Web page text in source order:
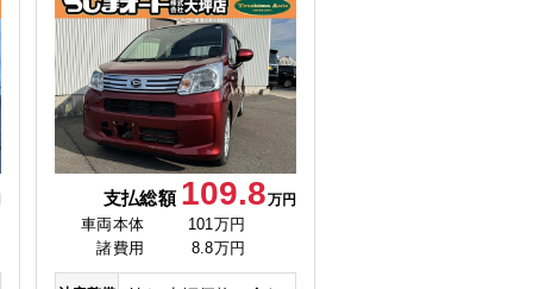
支払総額 109.8万円
車両本体
101万円
諸費用
8.8万円